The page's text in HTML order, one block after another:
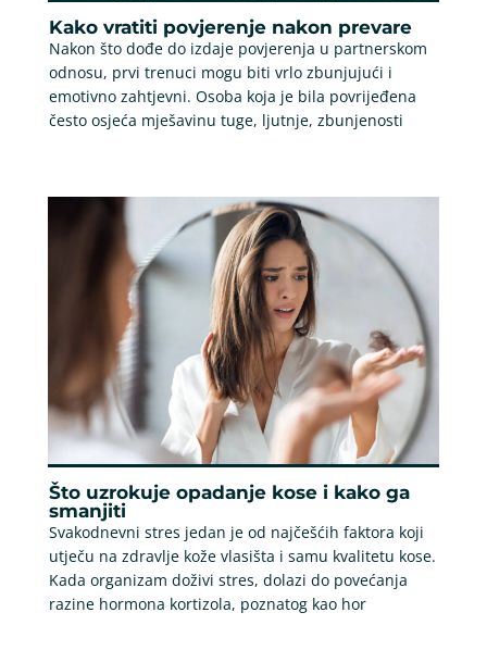
Kako vratiti povjerenje nakon prevare
Nakon što dođe do izdaje povjerenja u partnerskom
odnosu, prvi trenuci mogu biti vrlo zbunjujući i
emotivno zahtjevni. Osoba koja je bila povrijeđena
često osjeća mješavinu tuge, ljutnje, zbunjenosti
Što uzrokuje opadanje kose i kako ga
smanjiti
Svakodnevni stres jedan je od najčešćih faktora koji
utječu na zdravlje kože vlasišta i samu kvalitetu kose.
Kada organizam doživi stres, dolazi do povećanja
razine hormona kortizola, poznatog kao hor